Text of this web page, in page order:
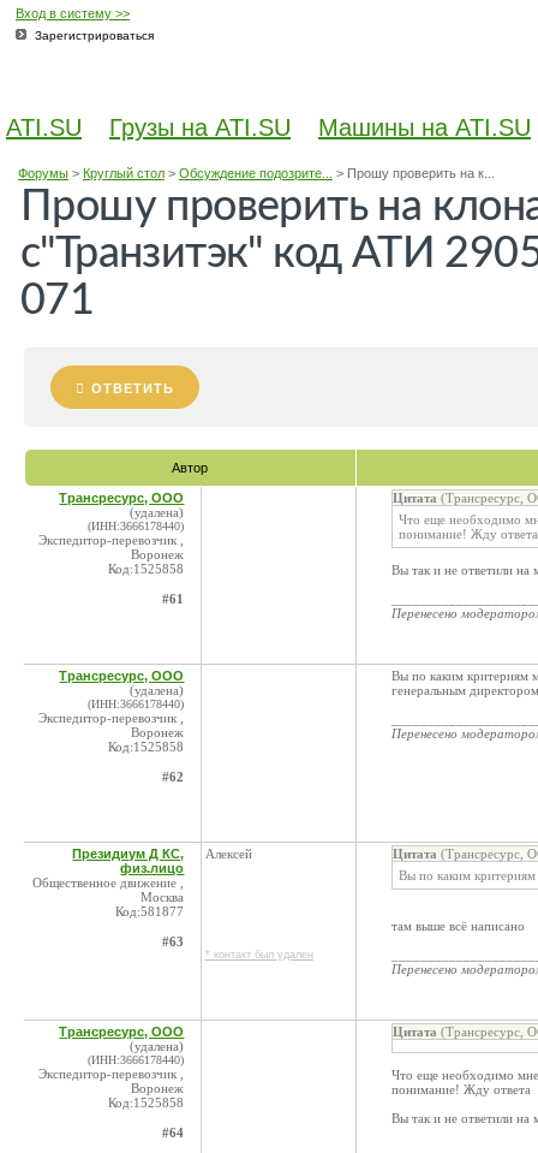
Вход в систему >>
Зарегистрироваться
ATI.SU Грузы на ATI.SU Машины на ATI.SU
Форумы> Круглый стол> Обсуждение подозрите... > Прошу проверить на к...
Прошу проверить на
с"Транзитэк" код АТИ
071
ОТВЕТИТЬ
Автор
Трансресурс, ООО
(удалена)
(ИНН:3666178440)
Экспедитор-перевозчик ,
Воронеж
Код:1525858
#61
Цитата (Трансресурс,
Что еще необходимо
понимание! Жду ответа
Вы так и не ответили на
Перенесено
Трансресурс, ООО
(удалена)
(ИНН:3666178440)
Экспедитор-перевозчик ,
Воронеж
Код:1525858
#62
Вы по каким критериям
генеральным
Перенесено
Президиум Д КС,
физ.лицо
Общественное движение ,
Москва
Код:581877
#63
Алексей
* контакт был удален
Цитата (Трансресурс,
Вы по каким критериям
там выше всё написано
Перенесено
Трансресурс, ООО
(удалена)
(ИНН:3666178440)
Экспедитор-перевозчик ,
Воронеж
Код:1525858
#64
Цитата (Трансресурс,
Что еще необходимо мне
понимание! Жду ответа
Вы так и не ответили на